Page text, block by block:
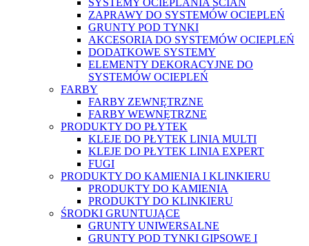
ZAPRAWY DO SYSTEMÓW OCIEPLEŃ
GRUNTY POD TYNKI
AKCESORIA DO SYSTEMÓW OCIEPLEŃ
DODATKOWE SYSTEMY
ELEMENTY DEKORACYJNE DO
SYSTEMÓW OCIEPLEŃ
FARBY
FARBY ZEWNĘTRZNE
FARBY WEWNĘTRZNE
PRODUKTY DO PŁYTEK
KLEJE DO PŁYTEK LINIA MULTI
KLEJE DO PŁYTEK LINIA EXPERT
FUGI
PRODUKTY DO KAMIENIA I KLINKIERU
PRODUKTY DO KAMIENIA
PRODUKTY DO KLINKIERU
ŚRODKI GRUNTUJĄCE
GRUNTY UNIWERSALNE
GRUNTY POD TYNKI GIPSOWE I